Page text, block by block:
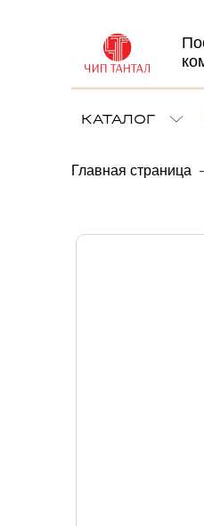
КАТАЛОГ
Главная страница